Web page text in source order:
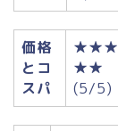
価格
とコ
スパ
★★★
★★
(5/5)